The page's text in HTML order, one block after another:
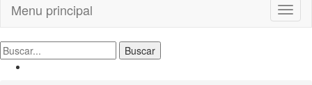
Menu principal